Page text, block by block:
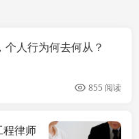
个人行为何去何从？
855 阅读
程律师